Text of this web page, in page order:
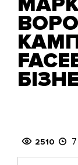
2510